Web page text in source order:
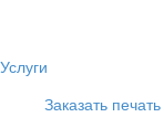
Услуги
Заказать печать